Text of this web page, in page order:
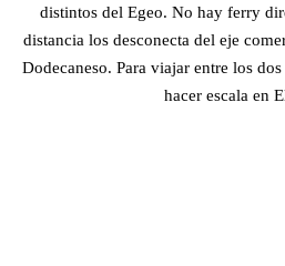
distintos del Egeo. No hay ferry
distancia los desconecta del eje
Dodecaneso. Para viajar entre los
hacer escala en